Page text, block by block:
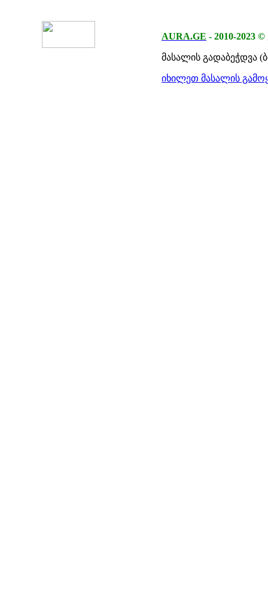
AURA.GE - 2010-2023 ©
მასალის გადაბეჭდვა
იხილეთ მასალის